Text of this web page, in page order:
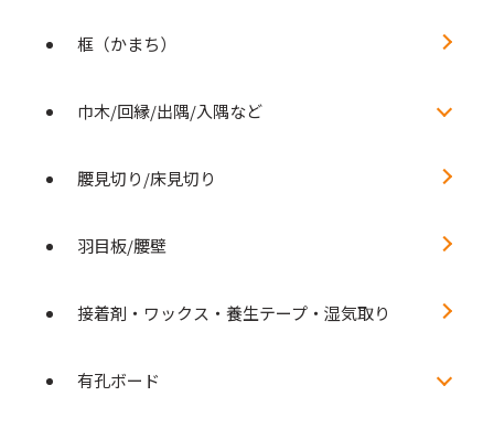
框（かまち）
巾木/回縁/出隅/入隅など
腰見切り/床見切り
羽目板/腰壁
接着剤・ワックス・養生テープ・湿気取り
有孔ボード